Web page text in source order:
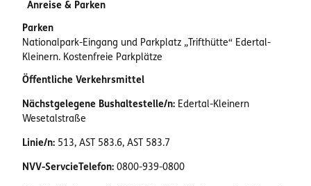
Anreise & Parken
Parken
Nationalpark-Eingang und Parkplatz „Trifthütte“ Edertal-
Kleinern. Kostenfreie Parkplätze
Öffentliche Verkehrsmittel
Nächstgelegene Bushaltestelle/n: Edertal-Kleinern
Wesetalstraße
Linie/n: 513, AST 583.6, AST 583.7
NVV-ServcieTelefon: 0800-939-0800